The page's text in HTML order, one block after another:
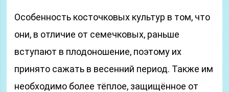
Особенность косточковых культур в том, что
они, в отличие от семечковых, раньше
вступают в плодоношение, поэтому их
принято сажать в весенний период. Также им
необходимо более тёплое, защищённое от